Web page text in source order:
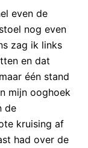
even de
nog even
zag ik links
en dat
één stand
mijn ooghoek
de
kruising af
had over de